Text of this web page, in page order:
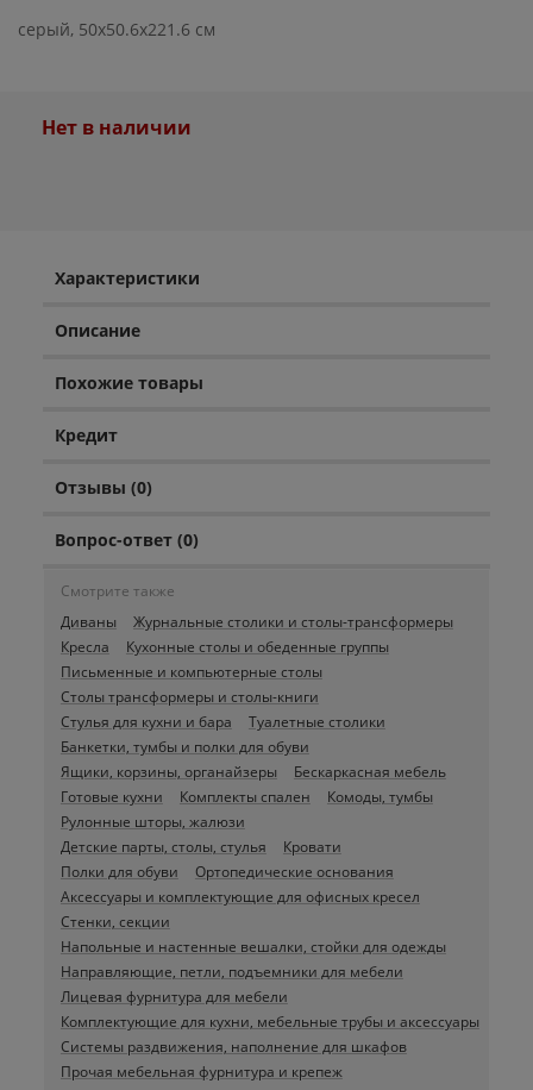
серый, 50x50.6x221.6 см
Нет в наличии
Характеристики
Описание
Похожие товары
Кредит
Отзывы (0)
Вопрос-ответ (0)
Смотрите также
Диваны
Журнальные столики и столы-трансформеры
Кресла
Кухонные столы и обеденные группы
Письменные и компьютерные столы
Столы трансформеры и столы-книги
Стулья для кухни и бара
Туалетные столики
Банкетки, тумбы и полки для обуви
Ящики, корзины, органайзеры
Бескаркасная мебель
Готовые кухни
Комплекты спален
Комоды, тумбы
Рулонные шторы, жалюзи
Детские парты, столы, стулья
Кровати
Полки для обуви
Ортопедические основания
Аксессуары и комплектующие для офисных кресел
Стенки, секции
Напольные и настенные вешалки, стойки для одежды
Направляющие, петли, подъемники для мебели
Лицевая фурнитура для мебели
Комплектующие для кухни, мебельные трубы и аксессуары
Системы раздвижения, наполнение для шкафов
Прочая мебельная фурнитура и крепеж